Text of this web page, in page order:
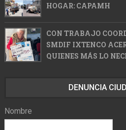
HOGAR: CAPAMH
CON TRABAJO
SMDIF IXTENCO
QUIENES MÁS LO
DENUNCIA
Nombre